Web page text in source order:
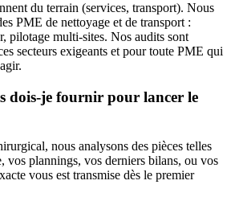
du terrain (services, transport). Nous
PME de nettoyage et de transport :
pilotage multi-sites. Nos audits sont
secteurs exigeants et pour toute PME qui
dois-je fournir pour lancer le
nous analysons des pièces telles
vos plannings, vos derniers bilans, ou vos
vous est transmise dès le premier